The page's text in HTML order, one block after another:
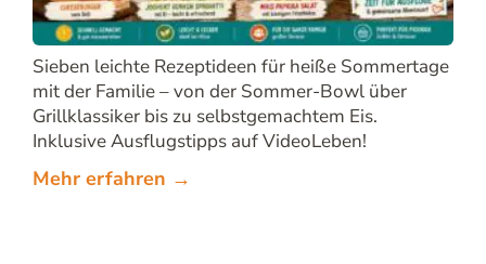
Sieben leichte Rezeptideen für heiße Sommertage
mit der Familie – von der Sommer-Bowl über
Grillklassiker bis zu selbstgemachtem Eis.
Inklusive Ausflugstipps auf VideoLeben!
Mehr erfahren →